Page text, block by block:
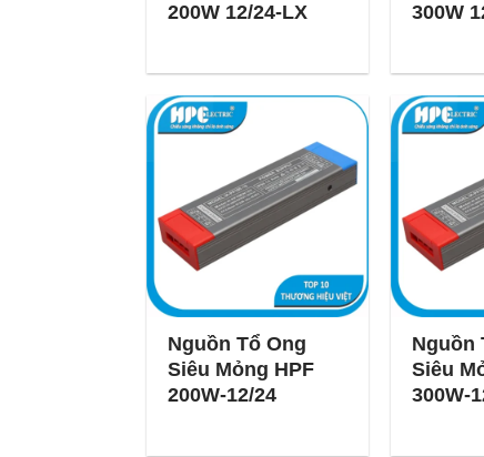
200W 12/24-LX
300W
Nguồn Tổ Ong
Siêu Mỏng HPF
200W-12/24
Nguồn
Siêu
300W-